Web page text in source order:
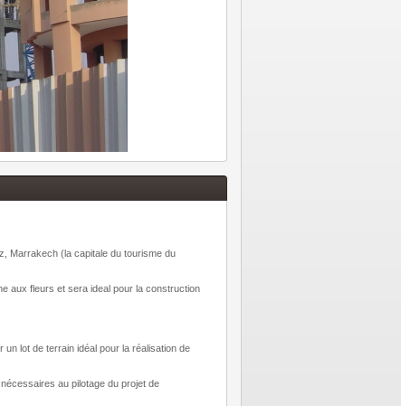
Marrakech (la capitale du tourisme du
aux fleurs et sera ideal pour la construction
lot de terrain idéal pour la réalisation de
au pilotage du projet de